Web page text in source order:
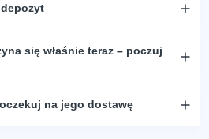
depozyt
się właśnie teraz – poczuj
na jego dostawę